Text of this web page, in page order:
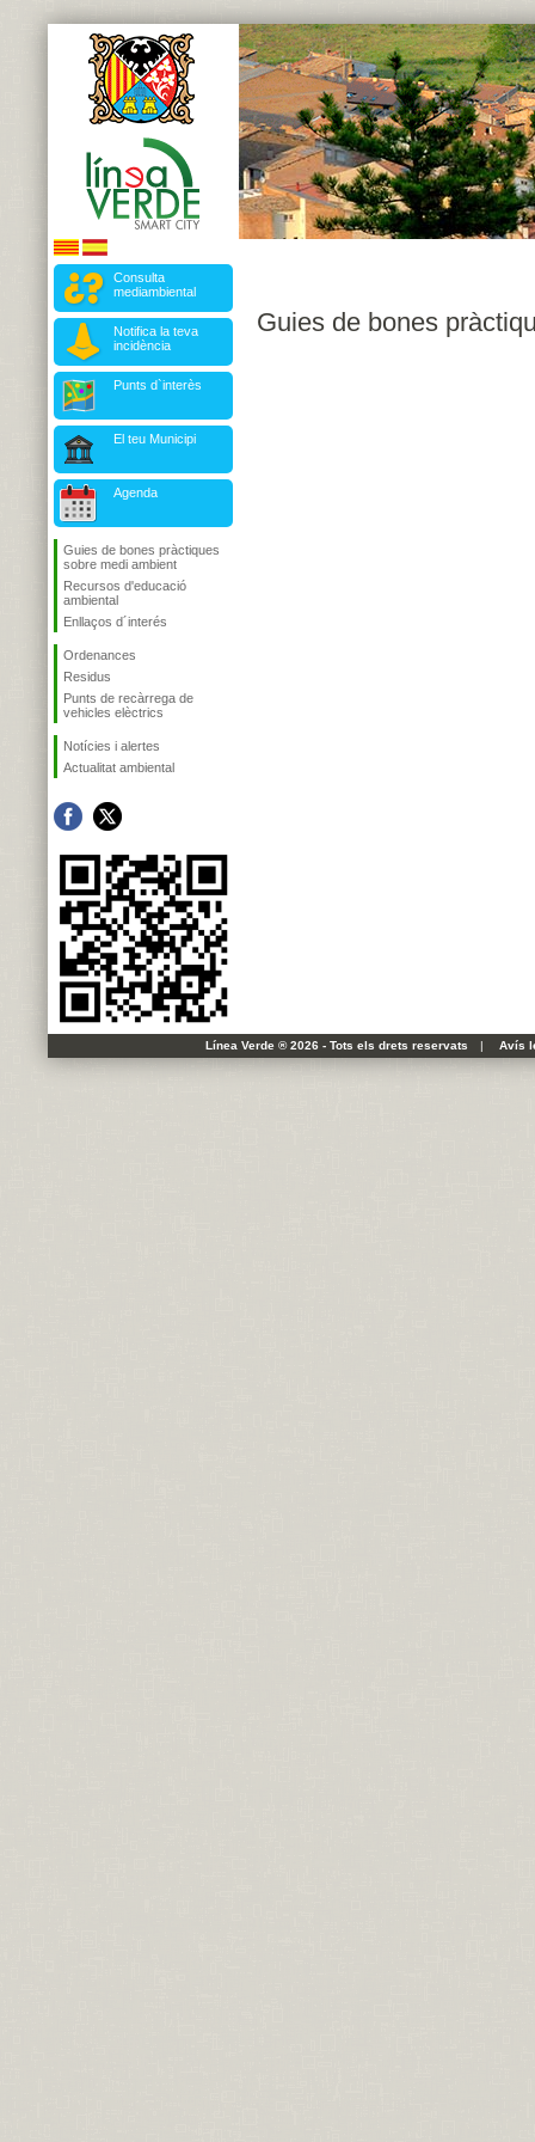
Consulta
mediambiental
Notifica la teva
incidència
Punts d`interès
El teu Municipi
Agenda
Guies de bones pràctiques
sobre medi ambient
Recursos d'educació
ambiental
Enllaços d´interés
Ordenances
Residus
Punts de recàrrega de
vehicles elèctrics
Notícies i alertes
Actualitat ambiental
Guies de bones
Línea Verde ® 2026 - Tots els drets reservats | Avís